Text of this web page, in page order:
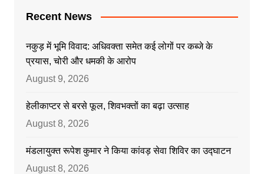
Recent News
नकुड़ में भूमि विवाद: अधिवक्ता समेत कई लोगों पर कब्जे के
प्रयास, चोरी और धमकी के आरोप
August 9, 2026
हेलीकाप्टर से बरसे फूल, शिवभक्तों का बढ़ा उत्साह
August 8, 2026
मंडलायुक्त रूपेश कुमार ने किया कांवड़ सेवा शिविर का उद्घाटन
August 8, 2026